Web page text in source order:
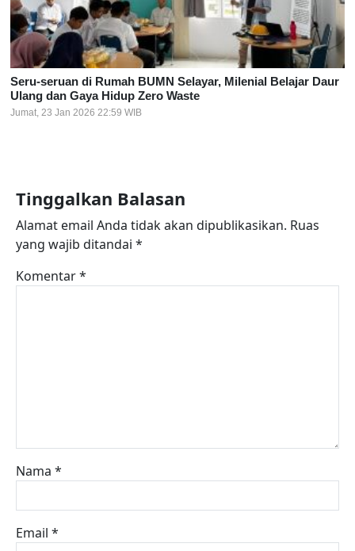
Seru-seruan di Rumah BUMN Selayar, Milenial Belajar Daur
Ulang dan Gaya Hidup Zero Waste
Jumat, 23 Jan 2026 22:59 WIB
Tinggalkan Balasan
Alamat email Anda tidak akan dipublikasikan. Ruas
yang wajib ditandai *
Komentar*
Nama *
Email *